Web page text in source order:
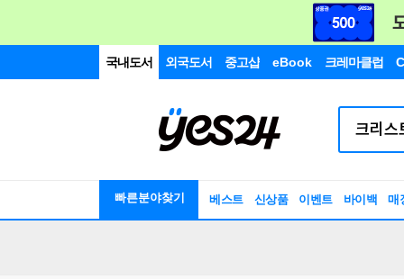
국내도서 외국도서 중고샵 eBook 크레마클럽
빠른분야찾기 베스트 신상품 이벤트 바이백 매